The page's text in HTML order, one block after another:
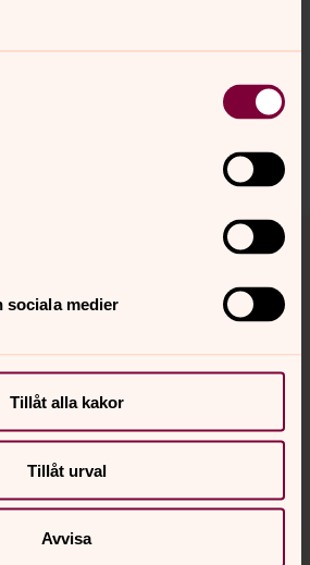
sociala medier
Tillåt alla kakor
Tillåt urval
Avvisa
frågor på sidans